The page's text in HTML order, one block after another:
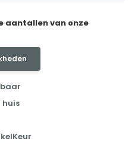
aantallen van onze
huis